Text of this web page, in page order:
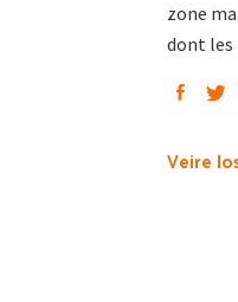
zone
dont les
Veire